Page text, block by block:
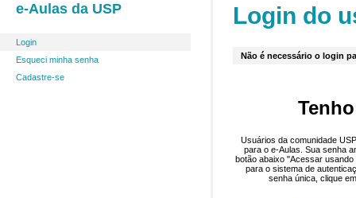
e-Aulas da USP
Login
Esqueci minha senha
Cadastre-se
Login do
Não é necessário o login
Usuários da comunidade
para o e-Aulas. Sua senha
botão abaixo "Acessar
para o sistema de
senha única, clique